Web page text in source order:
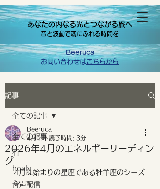
あなたの内なる光とつながる旅へ
音と波動で魂にふれる時間を
Beeruca
お問い合わせはこちらから
記事
全ての記事
石
healy
音声配信
全ての記事
2026年4月のエネルギーリーディン
グ
Beeruca
4月1日 読了時間: 3分
4月は始まりの星座である牡羊座のシーズ
ン。